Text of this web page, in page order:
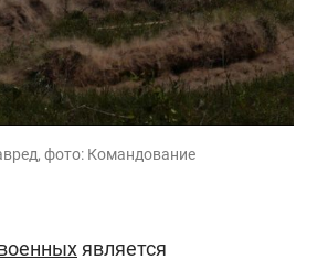
фото: Командование
является